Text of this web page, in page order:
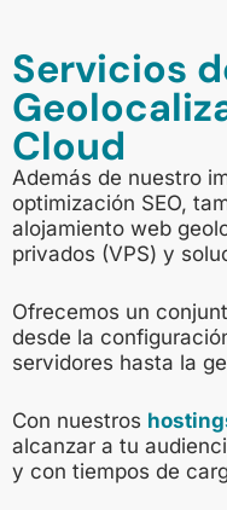
Servicios
Cloud
Además de nuestro
optimización SEO,
alojamiento web
privados (VPS) y
Ofrecemos un
desde la
servidores hasta la
Con nuestros
alcanzar a tu
y con tiempos de